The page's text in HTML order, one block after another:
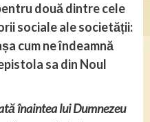
două dintre cele
sociale ale societății:
cum ne îndeamnă
sa din Noul
înaintea lui Dumnezeu